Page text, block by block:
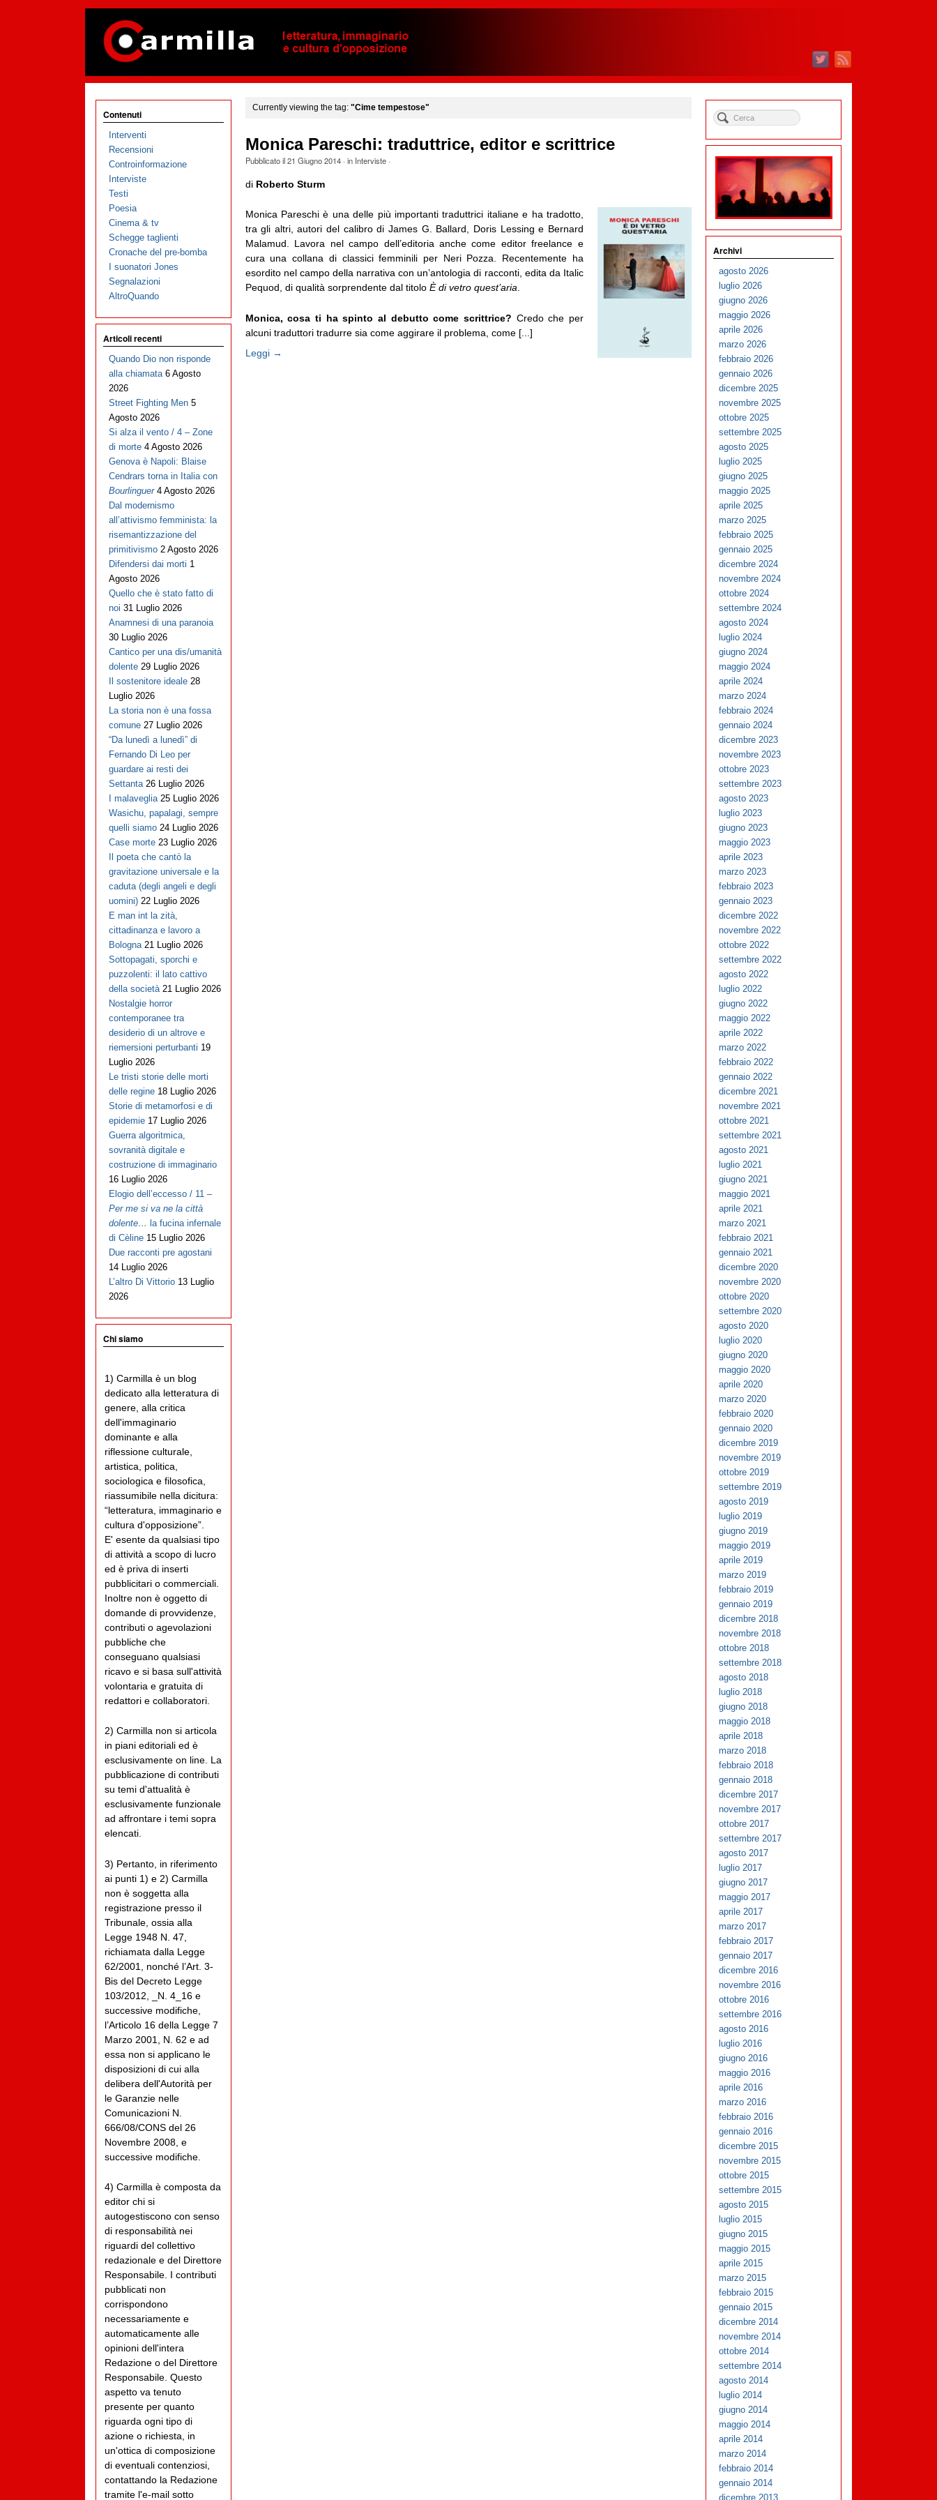
Currently viewing the tag: "Cime tempestose"
Monica Pareschi: traduttrice, editor e scrittrice
Pubblicato il21 Giugno 2014· in Interviste·
di Roberto Sturm
Monica Pareschi è una delle più importanti traduttrici italiane e ha tradotto,
tra gli altri, autori del calibro di James G. Ballard, Doris Lessing e Bernard
Malamud. Lavora nel campo dell’editoria anche come editor freelance e
cura una collana di classici femminili per Neri Pozza. Recentemente ha
esordito nel campo della narrativa con un’antologia di racconti, edita da Italic
Pequod, di qualità sorprendente dal titolo È di vetro quest’aria
Monica, cosa ti ha spinto al debutto come scrittrice? Credo che per
alcuni traduttori tradurre sia come aggirare il problema, come [...]
Leggi →
Contenuti
Interventi
Recensioni
Controinformazione
Interviste
Testi
Poesia
Cinema & tv
Schegge taglienti
Cronache del pre-bomba
I suonatori Jones
Segnalazioni
AltroQuando
Articoli recenti
Quando Dio non risponde
alla chiamata 6 Agosto
2026
Street Fighting Men 5
Agosto 2026
Si alza il vento / 4 – Zone
di morte 4 Agosto 2026
Genova è Napoli: Blaise
Cendrars torna in Italia con
Bourlinguer 4 Agosto 2026
Dal modernismo
all’attivismo femminista: la
risemantizzazione del
primitivismo 2 Agosto 2026
Difendersi dai morti 1
Agosto 2026
Quello che è stato fatto di
noi 31 Luglio 2026
Anamnesi di una paranoia
30 Luglio 2026
Cantico per una dis/umanità
dolente 29 Luglio 2026
Il sostenitore ideale 28
Luglio 2026
La storia non è una fossa
comune 27 Luglio 2026
“Da lunedì a lunedì” di
Fernando Di Leo per
guardare ai resti dei
Settanta 26 Luglio 2026
I malaveglia 25 Luglio 2026
Wasichu, papalagi, sempre
quelli siamo 24 Luglio 2026
Case morte 23 Luglio 2026
Il poeta che cantò la
gravitazione universale e la
caduta (degli angeli e degli
uomini) 22 Luglio 2026
E man int la zità,
cittadinanza e lavoro a
Bologna 21 Luglio 2026
Sottopagati, sporchi e
puzzolenti: il lato cattivo
della società 21 Luglio 2026
Nostalgie horror
contemporanee tra
desiderio di un altrove e
riemersioni perturbanti 19
Luglio 2026
Le tristi storie delle morti
delle regine 18 Luglio 2026
Storie di metamorfosi e di
epidemie 17 Luglio 2026
Guerra algoritmica,
sovranità digitale e
costruzione di immaginario
16 Luglio 2026
Elogio dell’eccesso / 11 –
Per me si va ne la città
dolente… la fucina infernale
di Cèline 15 Luglio 2026
Due racconti pre agostani
14 Luglio 2026
L’altro Di Vittorio 13 Luglio
2026
Chi siamo
1) Carmilla è un blog
dedicato alla letteratura di
genere, alla critica
dell'immaginario
dominante e alla
riflessione culturale,
artistica, politica,
sociologica e filosofica,
riassumibile nella dicitura:
“letteratura, immaginario e
cultura d'opposizione”.
E' esente da qualsiasi tipo
di attività a scopo di lucro
ed è priva di inserti
pubblicitari o commerciali.
Inoltre non è oggetto di
domande di provvidenze,
contributi o agevolazioni
pubbliche che
conseguano qualsiasi
ricavo e si basa sull'attività
volontaria e gratuita di
redattori e collaboratori.
2) Carmilla non si articola
in piani editoriali ed è
esclusivamente on line. La
pubblicazione di contributi
su temi d'attualità è
esclusivamente funzionale
ad affrontare i temi sopra
elencati.
3) Pertanto, in riferimento
ai punti 1) e 2) Carmilla
non è soggetta alla
registrazione presso il
Tribunale, ossia alla
Legge 1948 N. 47,
richiamata dalla Legge
62/2001, nonché l’Art. 3-
Bis del Decreto Legge
103/2012, _N. 4_16 e
successive modifiche,
l’Articolo 16 della Legge 7
Marzo 2001, N. 62 e ad
essa non si applicano le
disposizioni di cui alla
delibera dell'Autorità per
le Garanzie nelle
Comunicazioni N.
666/08/CONS del 26
Novembre 2008, e
successive modifiche.
4) Carmilla è composta da
editor chi si
autogestiscono con senso
di responsabilità nei
riguardi del collettivo
redazionale e del Direttore
Responsabile. I contributi
pubblicati non
corrispondono
necessariamente e
automaticamente alle
opinioni dell'intera
Redazione o del Direttore
Responsabile. Questo
aspetto va tenuto
presente per quanto
riguarda ogni tipo di
azione o richiesta, in
un'ottica di composizione
di eventuali contenziosi,
contattando la Redazione
tramite l'e-mail sotto
Archivi
agosto 2026
luglio 2026
giugno 2026
maggio 2026
aprile 2026
marzo 2026
febbraio 2026
gennaio 2026
dicembre 2025
novembre 2025
ottobre 2025
settembre 2025
agosto 2025
luglio 2025
giugno 2025
maggio 2025
aprile 2025
marzo 2025
febbraio 2025
gennaio 2025
dicembre 2024
novembre 2024
ottobre 2024
settembre 2024
agosto 2024
luglio 2024
giugno 2024
maggio 2024
aprile 2024
marzo 2024
febbraio 2024
gennaio 2024
dicembre 2023
novembre 2023
ottobre 2023
settembre 2023
agosto 2023
luglio 2023
giugno 2023
maggio 2023
aprile 2023
marzo 2023
febbraio 2023
gennaio 2023
dicembre 2022
novembre 2022
ottobre 2022
settembre 2022
agosto 2022
luglio 2022
giugno 2022
maggio 2022
aprile 2022
marzo 2022
febbraio 2022
gennaio 2022
dicembre 2021
novembre 2021
ottobre 2021
settembre 2021
agosto 2021
luglio 2021
giugno 2021
maggio 2021
aprile 2021
marzo 2021
febbraio 2021
gennaio 2021
dicembre 2020
novembre 2020
ottobre 2020
settembre 2020
agosto 2020
luglio 2020
giugno 2020
maggio 2020
aprile 2020
marzo 2020
febbraio 2020
gennaio 2020
dicembre 2019
novembre 2019
ottobre 2019
settembre 2019
agosto 2019
luglio 2019
giugno 2019
maggio 2019
aprile 2019
marzo 2019
febbraio 2019
gennaio 2019
dicembre 2018
novembre 2018
ottobre 2018
settembre 2018
agosto 2018
luglio 2018
giugno 2018
maggio 2018
aprile 2018
marzo 2018
febbraio 2018
gennaio 2018
dicembre 2017
novembre 2017
ottobre 2017
settembre 2017
agosto 2017
luglio 2017
giugno 2017
maggio 2017
aprile 2017
marzo 2017
febbraio 2017
gennaio 2017
dicembre 2016
novembre 2016
ottobre 2016
settembre 2016
agosto 2016
luglio 2016
giugno 2016
maggio 2016
aprile 2016
marzo 2016
febbraio 2016
gennaio 2016
dicembre 2015
novembre 2015
ottobre 2015
settembre 2015
agosto 2015
luglio 2015
giugno 2015
maggio 2015
aprile 2015
marzo 2015
febbraio 2015
gennaio 2015
dicembre 2014
novembre 2014
ottobre 2014
settembre 2014
agosto 2014
luglio 2014
giugno 2014
maggio 2014
aprile 2014
marzo 2014
febbraio 2014
gennaio 2014
dicembre 2013